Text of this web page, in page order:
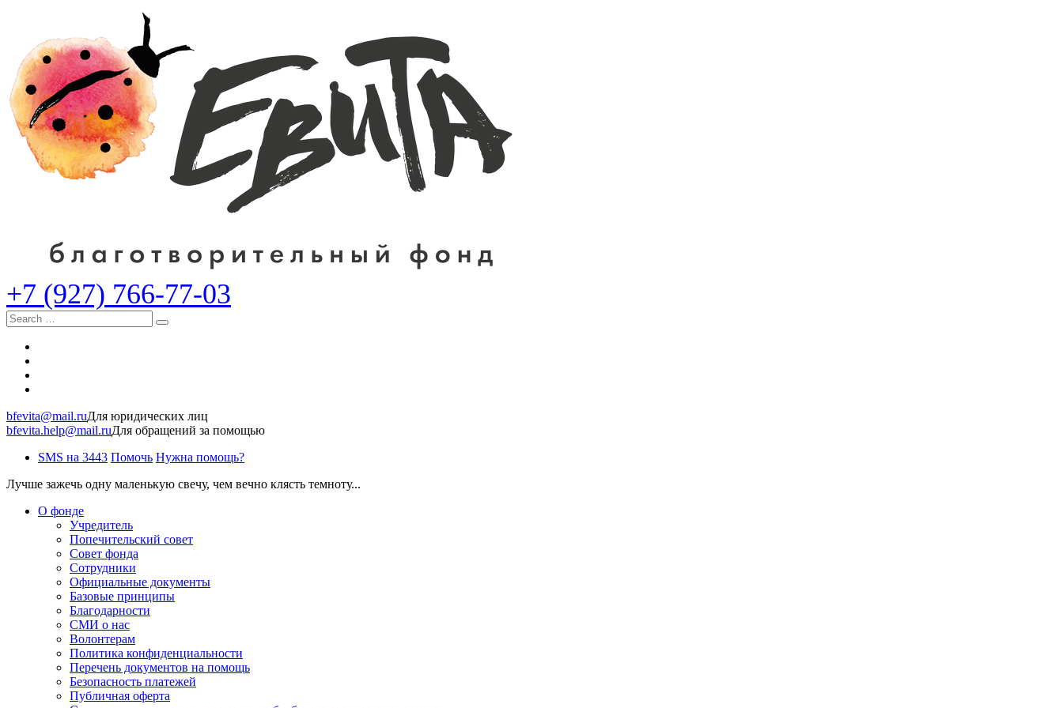
+7 (927) 766-77-03
Search
bfevita@mail.ruДля юридических лиц
bfevita.help@mail.ruДля обращений за помощью
SMS на 3443 Помочь Нужна помощь?
Лучше зажечь одну маленькую свечу, чем вечно клясть темноту...
О фонде
Учредитель
Попечительский совет
Совет фонда
Сотрудники
Официальные документы
Базовые принципы
Благодарности
СМИ о нас
Волонтерам
Политика конфиденциальности
Перечень документов на помощь
Безопасность платежей
Публичная оферта